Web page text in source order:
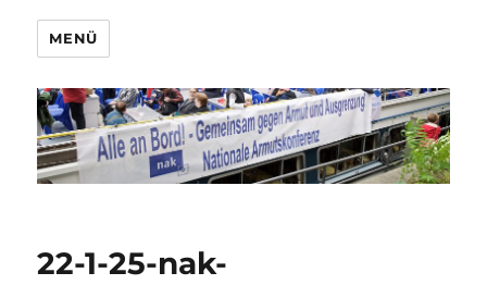
MENÜ
22-1-25-nak-